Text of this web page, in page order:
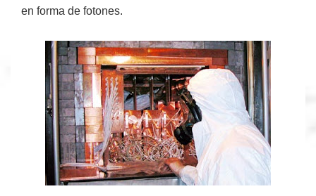
en forma de fotones.